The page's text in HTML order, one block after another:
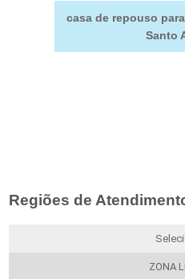
casa de repouso
Santo
Regiões de
ZONA